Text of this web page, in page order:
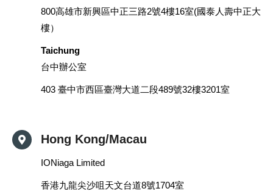
800高雄市新興區中正三路2號4樓16室(國泰人壽中正大
樓）
Taichung
台中辦公室
403 臺中市西區臺灣大道二段489號32樓3201室
Hong Kong/Macau
IONiaga Limited
香港九龍尖沙咀天文台道8號1704室